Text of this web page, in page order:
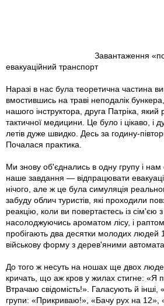
Завантаження
евакуаційний транспорт
Наразі в нас була теоретична частина
вмостившись на траві неподалік
нашого інструктора, друга Патріка, який
тактичної медицини. Це було і цікаво, і
летів дуже швидко. Десь за годину-
Почалася практика.
Ми знову об'єднались в одну групу і
наше завдання — відпрацювати
нічого, але ж це була симуляція
забуду облич туристів, які проходили
реакцію, коли ви повертаєтесь із сім'єю з
насолоджуючись ароматом лісу, і
пробігають два десятки молодих людей
військову форму з дерев'яними
До того ж несуть на ношах ще двох
кричать, що аж кров у жилах стигне: «Я
Втрачаю свідомість!». Галасують й інші,
групи: «Прикриваю!», «Бачу рух на 12»,